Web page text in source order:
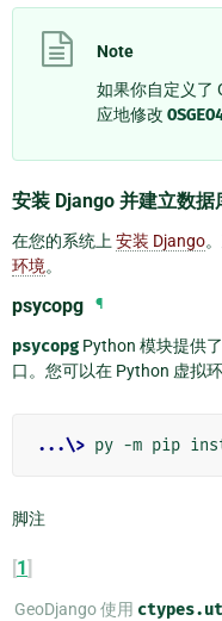
Note
如果你自定义了
应地修改
安装 Django 并建立数据
在您的系统上 安装 Django
环境。
psycopg ¶
psycopg Python 模块提供
口。您可以在 Python 虚拟
...\>
脚注
[1]
GeoDjango 使用